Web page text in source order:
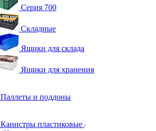
Серия 700
Складные
Ящики для склада
Ящики для хранения
Паллеты и поддоны
Канистры пластиковые